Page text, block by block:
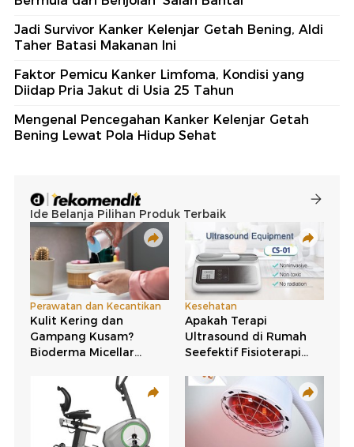
Jadi Survivor Kanker Kelenjar Getah Bening, Aldi
Taher Batasi Makanan Ini
Faktor Pemicu Kanker Limfoma, Kondisi yang
Diidap Pria Jakut di Usia 25 Tahun
Mengenal Pencegahan Kanker Kelenjar Getah
Bening Lewat Pola Hidup Sehat